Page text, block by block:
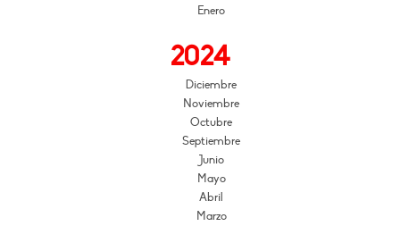
Enero
2024
Diciembre
Noviembre
Octubre
Septiembre
Junio
Mayo
Abril
Marzo